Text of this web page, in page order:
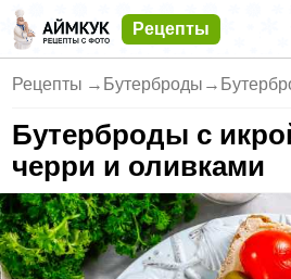
Рецепты
Рецепты → Бутерброды →
Бутерброды с
черри и оливками